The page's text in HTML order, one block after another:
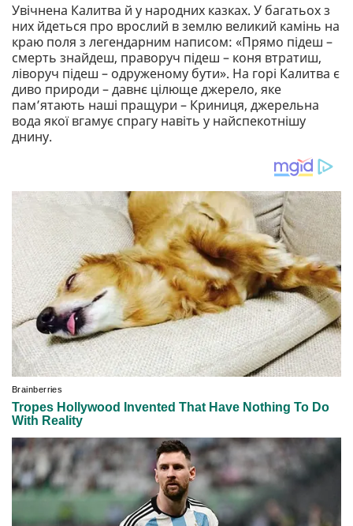
Увічнена Калитва й у народних казках. У багатьох з
них йдеться про врослий в землю великий камінь на
краю поля з легендарним написом: «Прямо підеш –
смерть знайдеш, праворуч підеш – коня втратиш,
ліворуч підеш – одруженому бути». На горі Калитва є
диво природи – давнє цілюще джерело, яке
пам’ятають наші пращури – Криниця, джерельна
вода якої вгамує спрагу навіть у найспекотнішу
днину.